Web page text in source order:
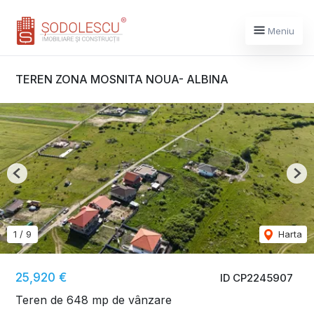
Meniu
TEREN ZONA MOSNITA NOUA- ALBINA
ID CP2245907
25,920 €
Teren de 648 mp de vânzare
1 / 9 Harta
Previous